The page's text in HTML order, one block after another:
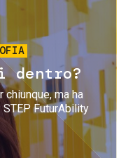
dentro?
ma ha
STEP FuturAbility